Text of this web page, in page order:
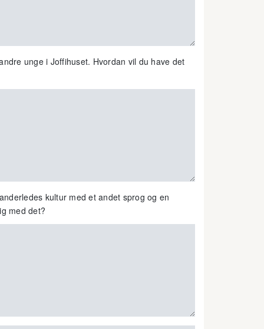
unge i Joffihuset. Hvordan vil du have det
kultur med et andet sprog og en
med det?